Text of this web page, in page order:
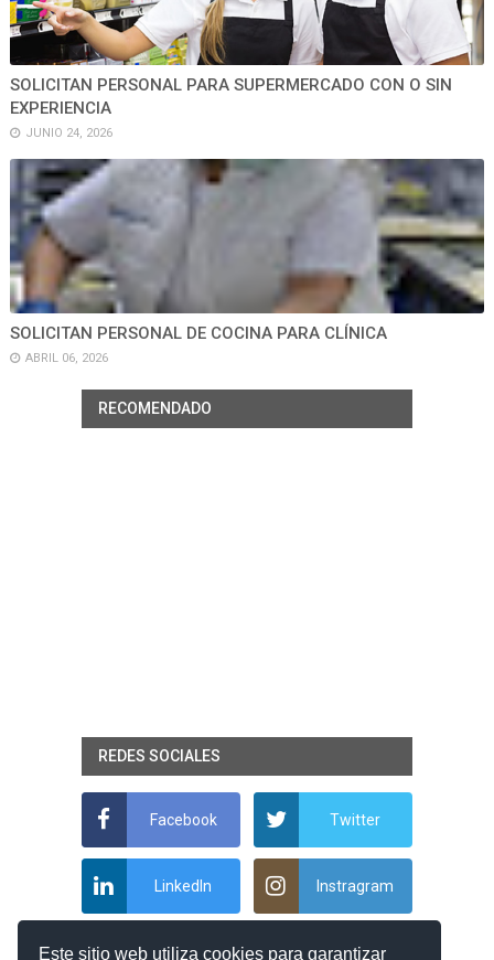
Este sitio web utiliza cookies para garantizar
SOLICITAN PERSONAL PARA SUPERMERCADO CON O SIN
EXPERIENCIA
JUNIO 24, 2026
SOLICITAN PERSONAL DE COCINA PARA CLÍNICA
ABRIL 06, 2026
RECOMENDADO
REDES SOCIALES
Facebook Twitter
LinkedIn Instragram